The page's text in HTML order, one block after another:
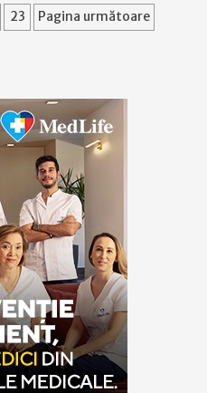
23 Pagina următoare